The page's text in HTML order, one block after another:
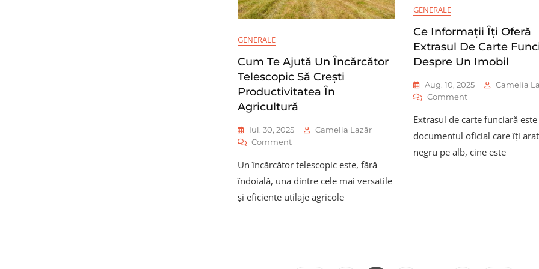
GENERALE
Ce Informații Îți Oferă
Extrasul De Carte
Despre Un Imobil
Aug. 10, 2025
Camelia
CommentOn
Informații
Îți
Extrasul
Extrasul de carte funciară este
documentul oficial care îți
negru pe alb, cine este
GENERALE
Cum Te Ajută Un Încărcător
Telescopic Să Crești
Productivitatea În
Agricultură
Iul. 30, 2025
Camelia Lazăr
CommentOn
Te
Ajută
Încărcător
Un încărcător telescopic este, fără
îndoială, una dintre cele mai versatile
și eficiente utilaje agricole